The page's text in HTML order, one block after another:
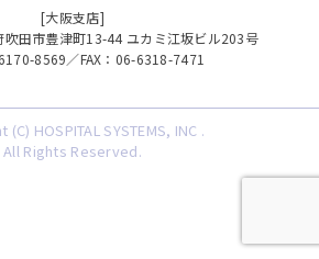
[大阪支店]
田市豊津町13-44 ユカミ江坂ビル203号
8569／FAX：06-6318-7471
HOSPITAL SYSTEMS, INC .
All Rights Reserved.